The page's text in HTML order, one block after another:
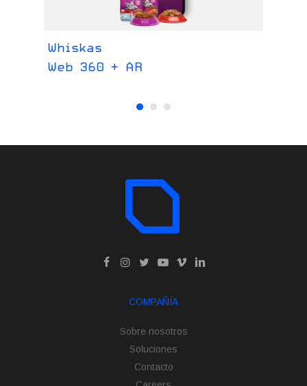
Whiskas
Web 360 + AR
COMPAÑÍA
Sobre nosotros
Soluciones
Contacto